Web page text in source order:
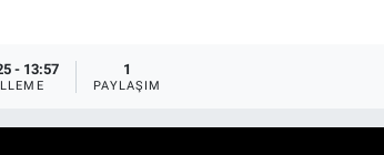
- 13:57 1
PAYLAŞIM